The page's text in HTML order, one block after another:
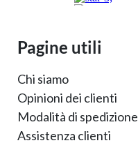
Pagine utili
Chi siamo
Opinioni dei clienti
Modalità di spedizione
Assistenza clienti